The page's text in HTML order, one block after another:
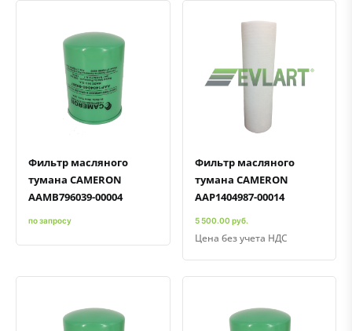
Быстрый просмотрДобавить к сравнению
Фильтр масляного
тумана CAMERON
AAMB796039-00004
по запросу
Фильтр масляного
тумана CAMERON
AAP1404987-00014
5 500.00 руб.
Цена без учета НДС